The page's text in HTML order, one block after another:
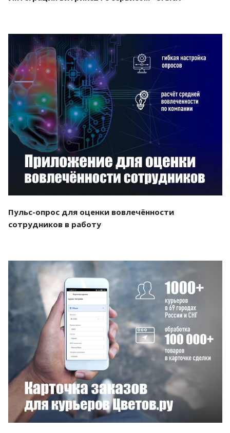
Смотреть проект
Пульс-опрос для оценки вовлечённости
сотрудников в работу
Смотреть проект